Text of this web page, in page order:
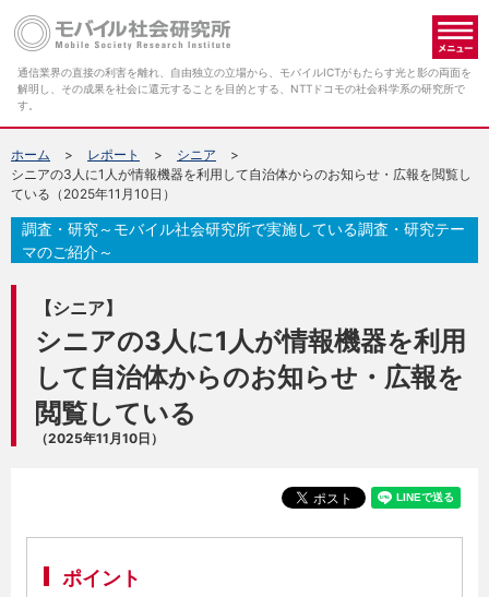
通信業界の直接の利害を離れ、自由独立の立場から、モバイルICTがもたらす光と影の両面を
解明し、その成果を社会に還元することを目的とする、NTTドコモの社会科学系の研究所で
す。
ホーム レポート
シニア
シニアの3人に1人が情報機器を利用して自治体からのお知らせ・広報を閲覧し
ている（2025年11月10日）
【シニア】
シニアの3人に1人が情報機器を利用
して自治体からのお知らせ・広報を
閲覧している
（2025年11月10日）
調査・研究～モバイル社会研究所で実施している調査・研究テー
マのご紹介～
ポイント